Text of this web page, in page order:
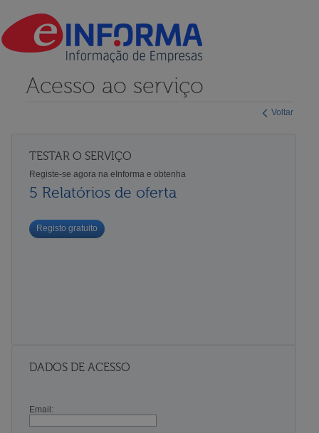
Voltar
Acesso ao serviço
TESTAR O SERVIÇO
Registe-se agora na eInforma e obtenha
5 Relatórios de oferta
Registo gratuito
DADOS DE ACESSO
Email: